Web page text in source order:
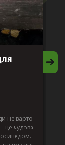
не варто
це чудова